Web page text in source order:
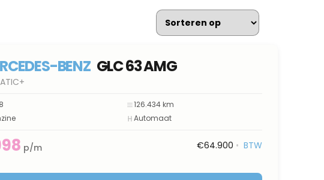
BENZ GLC 63 AMG
126.434 km
Automaat
p/m €64.900 • BTW